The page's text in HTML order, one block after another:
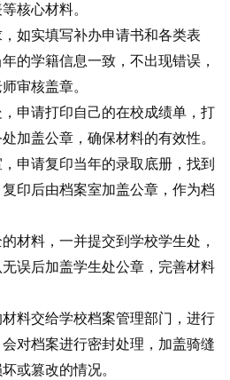
核心材料。
如实填写补办申请书和各类表
的学籍信息一致，不出现错误，
审核盖章。
申请打印自己的在校成绩单，打
加盖公章，确保材料的有效性。
申请复印当年的录取底册，找到
印后由档案室加盖公章，作为档
材料，一并提交到学校学生处，
误后加盖学生处公章，完善材料
料交给学校档案管理部门，进行
对档案进行密封处理，加盖骑缝
或篡改的情况。